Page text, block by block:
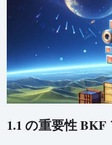
1.1 の重要性